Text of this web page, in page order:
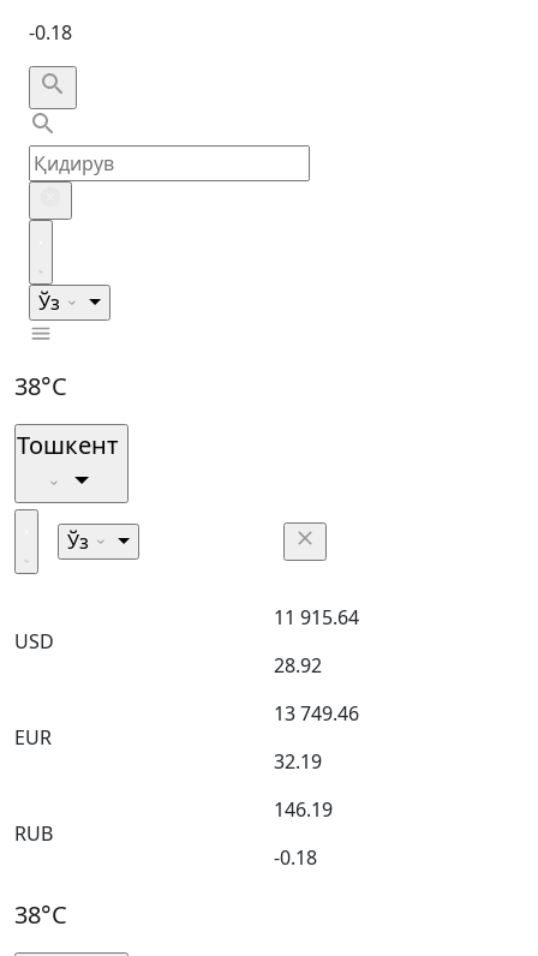
-0.18
Ўз
38°C
Тошкент
Ўз
USD
11 915.64
28.92
EUR
13 749.46
32.19
RUB
146.19
-0.18
38°C